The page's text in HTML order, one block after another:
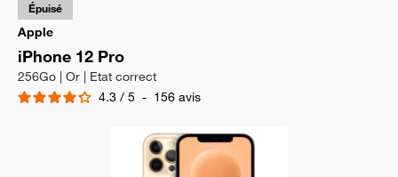
Apple
iPhone 12 Pro
256Go | Or | Etat correct
4.3 / 5 - 156 avis
Épuisé